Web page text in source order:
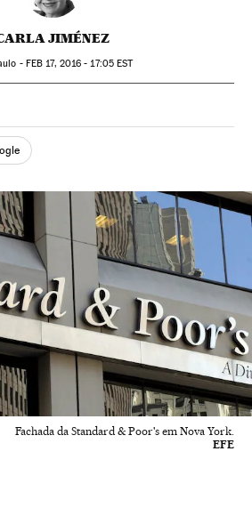
JIMÉNEZ
- FEB 17, 2016 - 17:05EST
Twitter
Redes Sociales
Fachada da Standard & Poor's em Nova York.
EFE